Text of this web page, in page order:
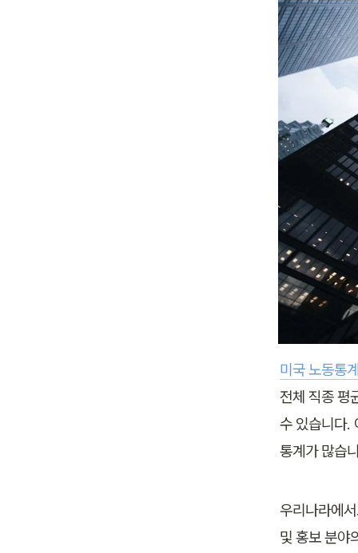
미국 노동통
전체 직종 평
수 있습니다.
통계가 많습
우리나라에
및 홍보 분야